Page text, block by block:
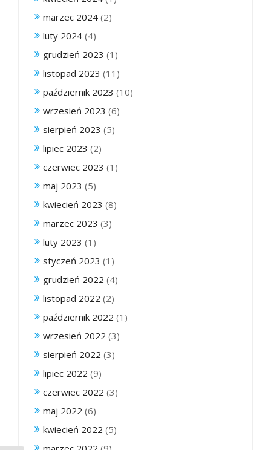
marzec 2024 (2)
luty 2024 (4)
grudzień 2023 (1)
listopad 2023 (11)
październik 2023 (10)
wrzesień 2023 (6)
sierpień 2023 (5)
lipiec 2023 (2)
czerwiec 2023 (1)
maj 2023 (5)
kwiecień 2023 (8)
marzec 2023 (3)
luty 2023 (1)
styczeń 2023 (1)
grudzień 2022 (4)
listopad 2022 (2)
październik 2022 (1)
wrzesień 2022 (3)
sierpień 2022 (3)
lipiec 2022 (9)
czerwiec 2022 (3)
maj 2022 (6)
kwiecień 2022 (5)